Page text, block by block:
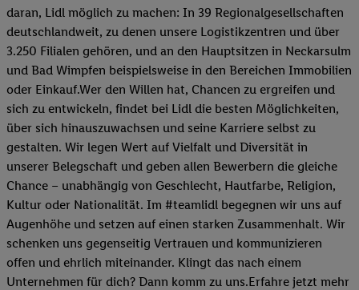
daran, Lidl möglich zu machen: In 39 Regionalgesellschaften
deutschlandweit, zu denen unsere Logistikzentren und über
3.250 Filialen gehören, und an den Hauptsitzen in Neckarsulm
und Bad Wimpfen beispielsweise in den Bereichen Immobilien
oder Einkauf.Wer den Willen hat, Chancen zu ergreifen und
sich zu entwickeln, findet bei Lidl die besten Möglichkeiten,
über sich hinauszuwachsen und seine Karriere selbst zu
gestalten. Wir legen Wert auf Vielfalt und Diversität in
unserer Belegschaft und geben allen Bewerbern die gleiche
Chance – unabhängig von Geschlecht, Hautfarbe, Religion,
Kultur oder Nationalität. Im #teamlidl begegnen wir uns auf
Augenhöhe und setzen auf einen starken Zusammenhalt. Wir
schenken uns gegenseitig Vertrauen und kommunizieren
offen und ehrlich miteinander. Klingt das nach einem
Unternehmen für dich? Dann komm zu uns.​Erfahre jetzt mehr